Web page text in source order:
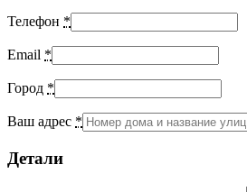
Телефон *
Email *
Город *
Ваш адрес *
Детали